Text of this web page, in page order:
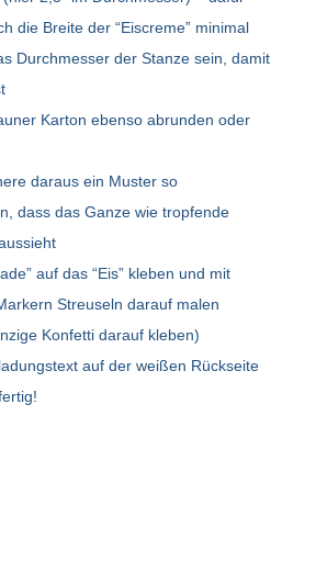
die Breite der “Eiscreme” minimal
Durchmesser der Stanze sein, damit
Karton ebenso abrunden oder
daraus ein Muster so
dass das Ganze wie tropfende
auf das “Eis” kleben und mit
Streuseln darauf malen
Konfetti darauf kleben)
auf der weißen Rückseite